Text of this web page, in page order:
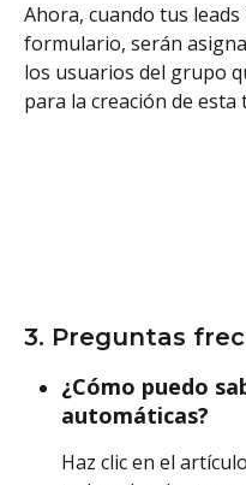
Ahora, cuando tus
formulario, serán
los usuarios del grupo
para la creación de esta
3. Preguntas
¿Cómo puedo
automáticas?
Haz clic en el